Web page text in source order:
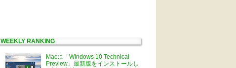
WEEKLY RANKING
Macに「Windows 10 Technical
Preview」最新版をインストールし